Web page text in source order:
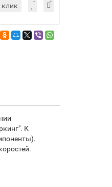
клик
К